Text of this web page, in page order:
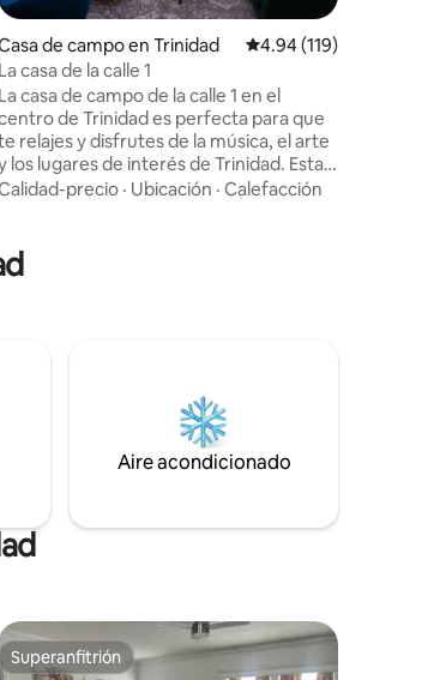
4.98 de 5, 453 reseñas
de campo en Trinidad Calificación promedio:
4.94 (119)
La casa de la calle 1
La casa de campo de la calle 1 en el
de Trinidad es perfecta para que
relajes y disfrutes de la música, el arte
los lugares de interés de Trinidad. Esta
de la década de 1950 fue
relajante espacio al aire libre y
con un estilo art déco y de
poca distancia a pie de parques de la
ciudad, el río, galerías, restaurantes y
precio · Ubicación · Calefacción
Aire acondicionado
Superanfitrión
Superanfitrión